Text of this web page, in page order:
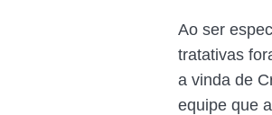
Ao ser
tratativas
a vinda de
equipe que